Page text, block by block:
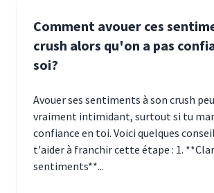
Comment avouer ces
crush alors qu'on a pas
soi?
Avouer ses sentiments à son crush
vraiment intimidant, surtout si tu
confiance en toi. Voici quelques
t'aider à franchir cette étape : 1.
sentiments**...